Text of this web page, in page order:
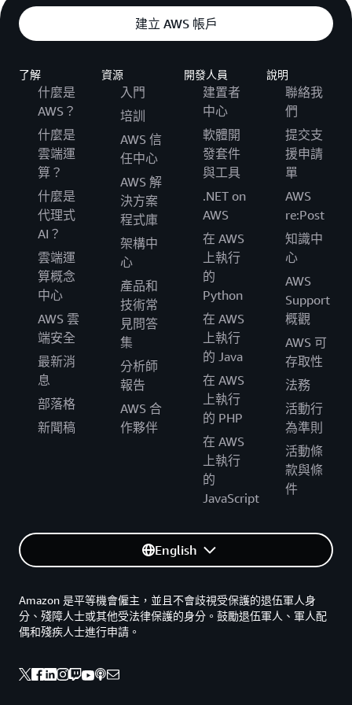
建立 AWS 帳戶
了解
什麼是
AWS？
什麼是
雲端運
算？
什麼是
代理式
AI？
雲端運
算概念
中心
AWS 雲
端安全
最新消
息
部落格
新聞稿
資源
入門
培訓
AWS 信
任中心
AWS 解
決方案
程式庫
架構中
心
產品和
技術常
見問答
集
分析師
報告
AWS 合
作夥伴
開發人員
建置者
中心
軟體開
發套件
與工具
.NET on
AWS
在 AWS
上執行
的
Python
在 AWS
上執行
的 Java
在 AWS
上執行
的 PHP
在 AWS
上執行
的
JavaScript
說明
聯絡我
們
提交支
援申請
單
AWS
re:Post
知識中
心
AWS
Support
概觀
AWS 可
存取性
法務
活動行
為準則
活動條
款與條
件
English
Amazon 是平等機會僱主，並且不會歧視受保護的退伍軍人身
分、殘障人士或其他受法律保護的身分。鼓勵退伍軍人、軍人配
偶和殘疾人士進行申請。